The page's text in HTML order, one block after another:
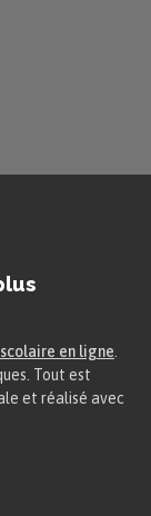
de son
les
en ligne
Tout est
et réalisé avec